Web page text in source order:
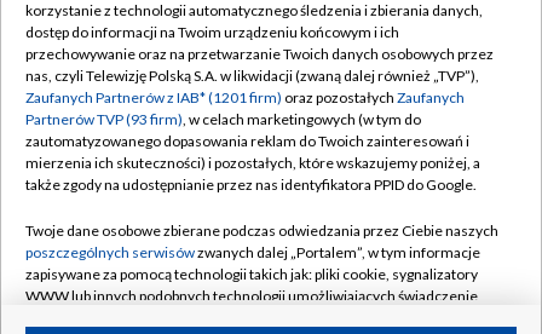
TVP
Abonament TVP
Sklep TVP
Biuro Reklamy
Oferta Handlowa
Emisja w TVP
Rada Programowa
Ogłoszenia przetargowe
Regulamin TVP
Polityka prywatności
Moje zgody
Biuro reklamy
Kanały
korzystanie z technologii automatycznego śledzenia i zbierania danych,
dostęp do informacji na Twoim urządzeniu końcowym i ich
przechowywanie oraz na przetwarzanie Twoich danych osobowych przez
nas, czyli Telewizję Polską S.A. w likwidacji (zwaną dalej również „TVP”),
Zaufanych Partnerów z IAB* (1201 firm) oraz pozostałych Zaufanych
Partnerów TVP (93 firm), w celach marketingowych (w tym do
zautomatyzowanego dopasowania reklam do Twoich zainteresowań i
mierzenia ich skuteczności) i pozostałych, które wskazujemy poniżej, a
także zgody na udostępnianie przez nas identyfikatora PPID do Google.
Twoje dane osobowe zbierane podczas odwiedzania przez Ciebie naszych
poszczególnych serwisówzwanych dalej „Portalem”, w tym informacje
zapisywane za pomocą technologii takich jak: pliki cookie, sygnalizatory
WWW lub innych podobnych technologii umożliwiających świadczenie